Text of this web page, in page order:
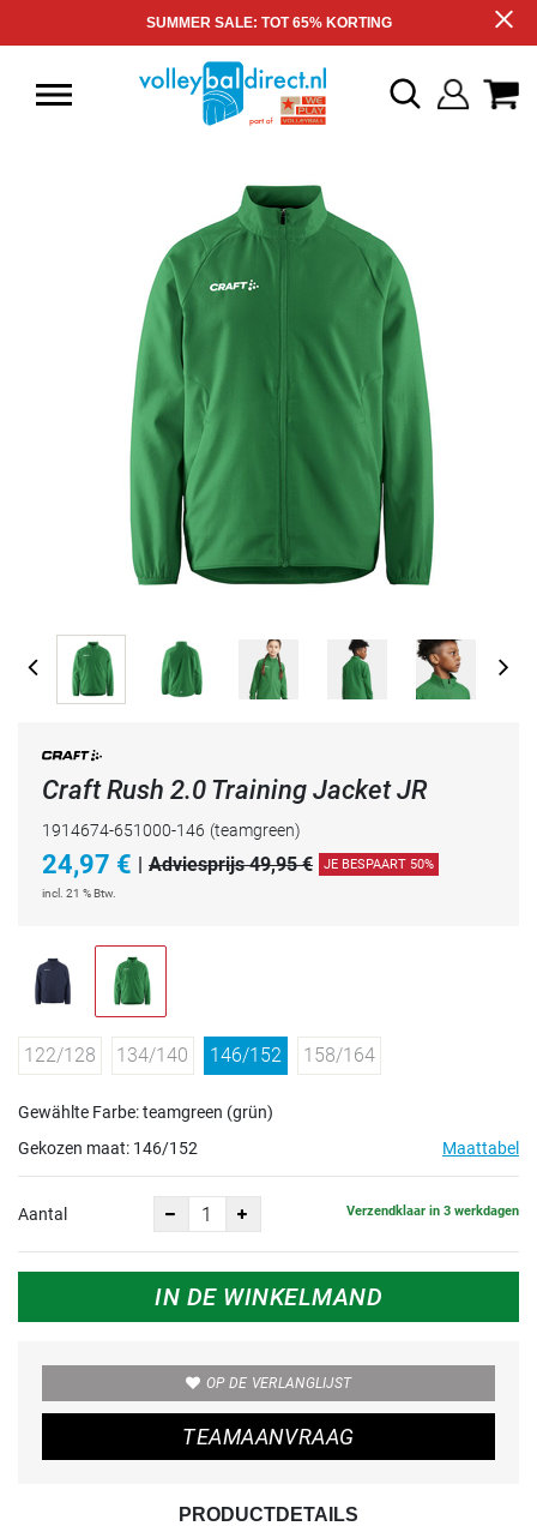
SUMMER SALE: TOT 65% KORTING
Craft Rush 2.0 Training Jacket JR
1914674-651000-146 (teamgreen)
24,97 € | Adviesprijs 49,95 € JE BESPAART 50%
incl. 21 % Btw.
122/128 134/140 146/152 158/164
Gewählte Farbe: teamgreen (grün)
Gekozen maat: 146/152 Maattabel
Aantal Verzendklaar in 3 werkdagen
IN DE WINKELMAND
OP DE VERLANGLIJST
TEAMAANVRAAG
PRODUCTDETAILS